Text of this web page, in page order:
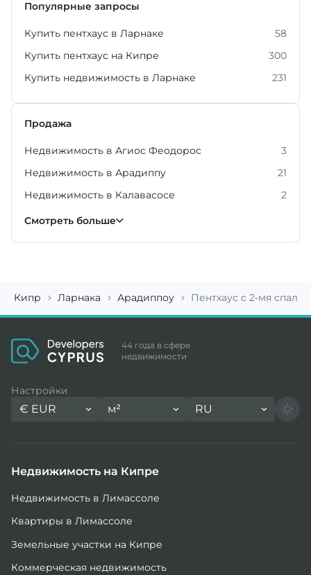
Популярные запросы
Купить пентхаус в Ларнаке
58
Купить пентхаус на Кипре
300
Купить недвижимость в Ларнаке
231
Продажа
Недвижимость в Агиос Феодорос
3
Недвижимость в Арадиппу
21
Недвижимость в Калавасосе
2
Недвижимость в Кити
Недвижимость в Ливадии
Недвижимость в Ороклини
Недвижимость в Пано Лефкара
Недвижимость в Периволии
Недвижимость в Пиле
Смотреть больше
Кипр Ларнака Арадиппоу Пентхаус с 2-мя
44 года в сфере
недвижимости
Настройки
€ EUR м² RU
Недвижимость на Кипре
Недвижимость в Лимассоле
Квартиры в Лимассоле
Земельные участки на Кипре
Коммерческая недвижимость